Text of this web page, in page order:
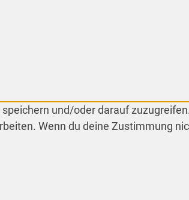
und/oder darauf
Wenn du deine Zustimmung